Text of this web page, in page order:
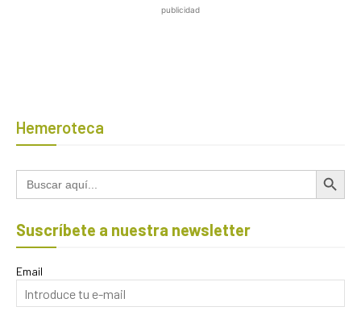
publicidad
Hemeroteca
Buscar: Botón de
Suscríbete a nuestra newsletter
Email